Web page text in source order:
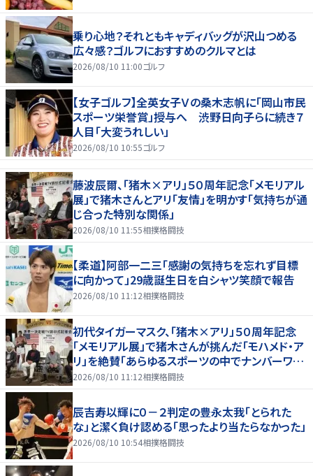
乗り心地？それともキャディバッグが沢山つめる
広々感？ゴルフにおすすめのクルマとは
2026/08/10 11:00ゴルフ
【女子ゴルフ】全英女子Ｖの桑木志帆に「岡山市民
スポーツ栄誉賞」授与へ 渋野日向子らに続き７
人目「大変うれしい」
2026/08/10 10:55ゴルフ
藤波辰爾、「猪木×アリ」５０周年記念「メモリアル
展」で猪木さんとアリ「友情」を明かす「気持ちが通
じ合った特別な関係」
2026/08/10 11:55相撲格闘技
【柔道】阿部一二三「感謝の気持ちを忘れず目標
に向かって」29歳誕生日を白シャツ笑顔で報告
2026/08/10 11:12相撲格闘技
初代タイガーマスク、「猪木×アリ」５０周年記念
「メモリアル展」で猪木さんが挑んだ「モハメド・ア
リ」を絶賛「あらゆるスポーツの中でナンバーワン
の存在」
2026/08/10 11:12相撲格闘技
辰吉寿以輝に０－２判定の豊永太我「とられた
な」と潔く負け認める「思ったより当たらなかった」
2026/08/10 10:54相撲格闘技